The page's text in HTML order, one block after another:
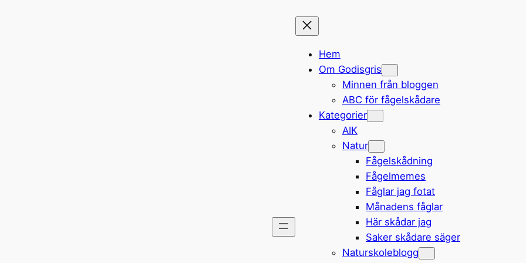
Hem
Om Godisgris
Minnen från bloggen
ABC för fågelskådare
Kategorier
AIK
Natur
Fågelskådning
Fågelmemes
Fåglar jag fotat
Månadens fåglar
Här skådar jag
Saker skådare säger
Naturskoleblogg